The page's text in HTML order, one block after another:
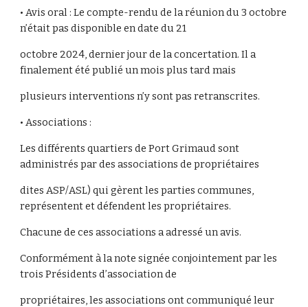
• Avis oral : Le compte-rendu de la réunion du 3 octobre
n’était pas disponible en date du 21
octobre 2024, dernier jour de la concertation. Il a
finalement été publié un mois plus tard mais
plusieurs interventions n’y sont pas retranscrites.
• Associations :
Les différents quartiers de Port Grimaud sont
administrés par des associations de propriétaires
dites ASP/ASL) qui gèrent les parties communes,
représentent et défendent les propriétaires.
Chacune de ces associations a adressé un avis.
Conformément à la note signée conjointement par les
trois Présidents d’association de
propriétaires, les associations ont communiqué leur